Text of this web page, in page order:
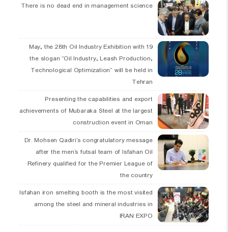
There is no dead end in management science
19 May, the 28th Oil Industry Exhibition with
the slogan “Oil Industry, Leash Production,
Technological Optimization” will be held in
Tehran
Presenting the capabilities and export
achievements of Mubaraka Steel at the largest
construction event in Oman
Dr. Mohsen Qadiri’s congratulatory message
after the men’s futsal team of Isfahan Oil
Refinery qualified for the Premier League of
the country
Isfahan iron smelting booth is the most visited
among the steel and mineral industries in
IRAN EXPO